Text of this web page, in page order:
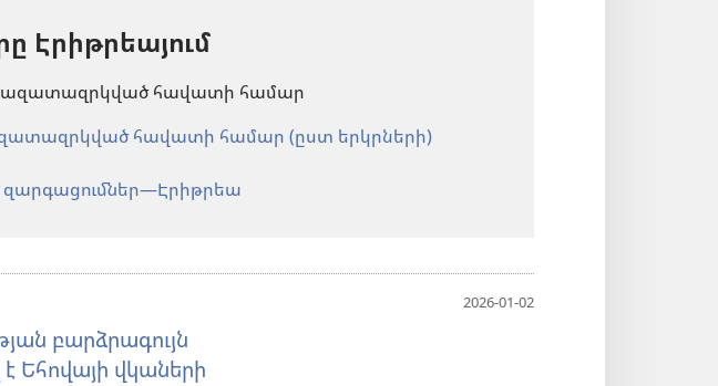
Էրիթրեայում
ազատազրկված հավատի համար
հավատի համար (ըստ երկրների)
2026-01-02
բարձրագույն
Եհովայի վկաների